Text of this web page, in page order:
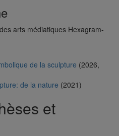
arts médiatiques Hexagram-
de la sculpture (2026,
de la nature (2021)
et